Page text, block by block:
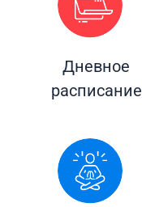
Дневное
расписание